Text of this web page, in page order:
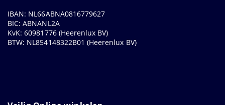
IBAN: NL66ABNA0816779627
BIC: ABNANL2A
KvK: 60981776 (Heerenlux BV)
BTW: NL854148322B01 (Heerenlux BV)